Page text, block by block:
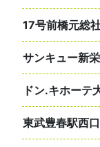
17号前橋元総
サンキュー新
ドン.キホーテ
東武豊春駅西